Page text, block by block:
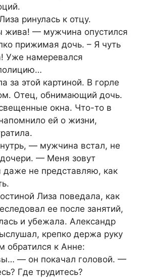
ринулась к отцу.
жива! — мужчина опустился
прижимая дочь. – Я чуть
Уже намеревался
за этой картиной. В горле
Отец, обнимающий дочь.
окна. Что-то в
ей о жизни,
— мужчина встал, не
— Меня зовут
даже не представляю, как
Лиза поведала, как
ее после занятий,
и убежала. Александр
крепко держа руку
обратился к Анне:
— он покачал головой. —
Где трудитесь?